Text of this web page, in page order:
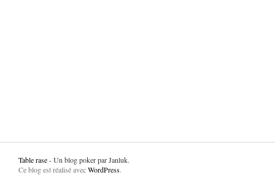
Table rase- Un blog poker par Janluk.
Ce blog est réalisé avecWordPress.